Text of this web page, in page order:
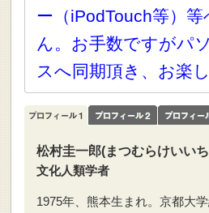
ー（iPodTouch等）
ん。お手数ですがパ
スへ同期頂き、お楽
松村圭一郎(まつむらけいい
文化人類学者
1975年、熊本生まれ。京都大